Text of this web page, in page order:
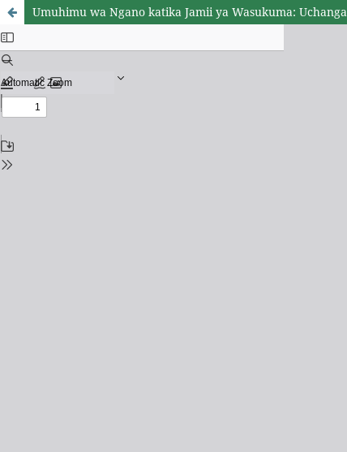
Umuhimu wa Ngano katika Jamii ya Wasukuma: